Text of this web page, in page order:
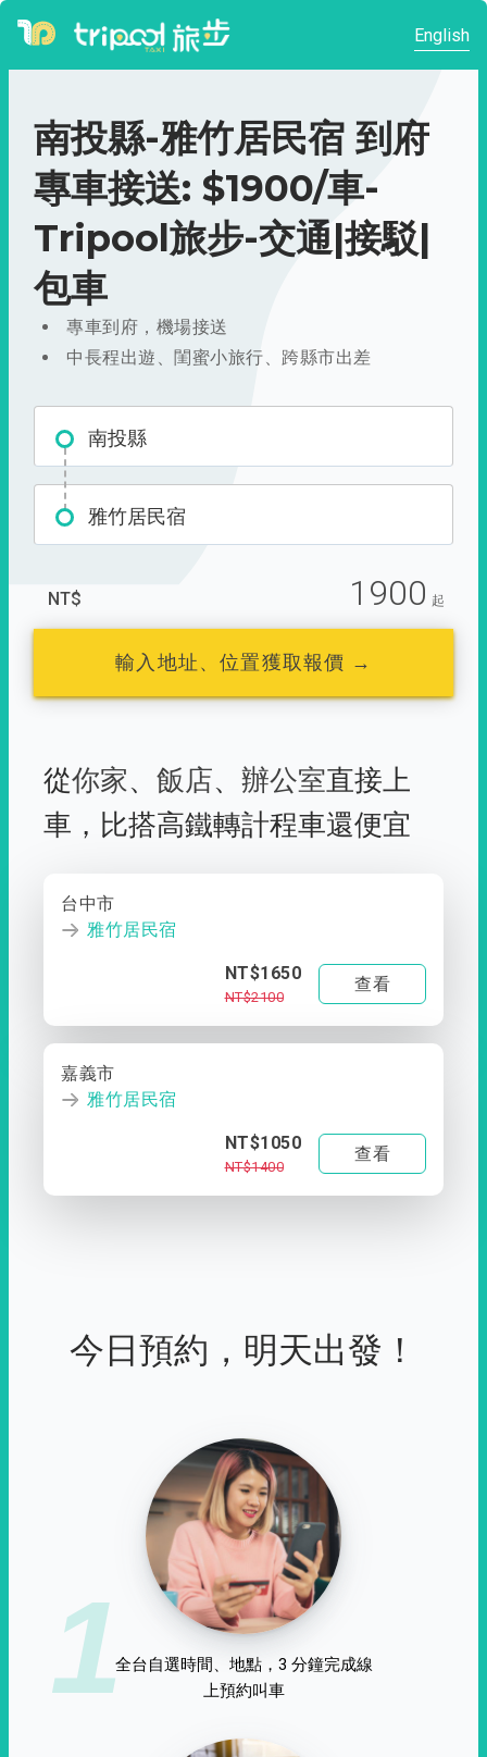
English
南投縣-雅竹居民宿 到府
專車接送: $1900/車-
Tripool旅步-交通|接駁|
包車
專車到府，機場接送
中長程出遊、閨蜜小旅行、跨縣市出差
南投縣
雅竹居民宿
NT$ 1900 起
輸入地址、位置獲取報價 →
從你家、 飯店、 辦公室直接上
車， 比搭高鐵轉計程車還便宜
台中市
雅竹居民宿
NT$1650
NT$2100
查看
嘉義市
雅竹居民宿
NT$1050
NT$1400
查看
今日預約，明天出發！
1全台自選時間、地點，3 分鐘完成線
上預約叫車